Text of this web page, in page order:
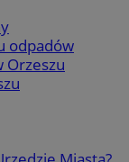
odpadów
Orzeszu